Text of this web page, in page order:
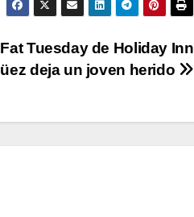
Tuesday de Holiday Inn
deja un joven herido